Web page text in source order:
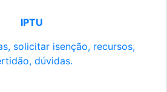
IPTU
solicitar isenção, recursos,
dúvidas.